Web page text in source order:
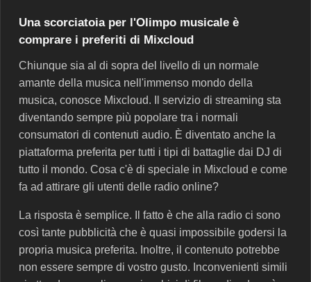
Una scorciatoia per l'Olimpo musicale è
comprare i preferiti di Mixcloud
Chiunque sia al di sopra del livello di un normale
amante della musica nell'immenso mondo della
musica, conosce Mixcloud. Il servizio di streaming sta
diventando sempre più popolare tra i normali
consumatori di contenuti audio. È diventato anche la
piattaforma preferita per tutti i tipi di battaglie dai DJ di
tutto il mondo. Cosa c'è di speciale in Mixcloud e come
fa ad attirare gli utenti delle radio online?
La risposta è semplice. Il fatto è che alla radio ci sono
così tante pubblicità che è quasi impossibile godersi la
propria musica preferita. Inoltre, il contenuto potrebbe
non essere sempre di vostro gusto. Inconvenienti simili